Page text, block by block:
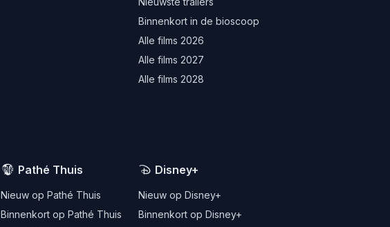
Binnenkort in de bioscoop
Alle films 2026
Alle films 2027
Alle films 2028
Pathé Thuis
Nieuw op Pathé Thuis
Binnenkort op Pathé Thuis
Disney+
Nieuw op Disney+
Binnenkort op Disney+